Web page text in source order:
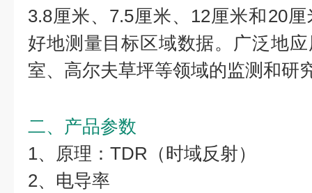
3.8厘米、7.5厘米、12厘米和20
好地测量目标区域数据。广泛地
室、高尔夫草坪等领域的监测和研
二、产品参数
1、原理：TDR（时域反射）
2、电导率